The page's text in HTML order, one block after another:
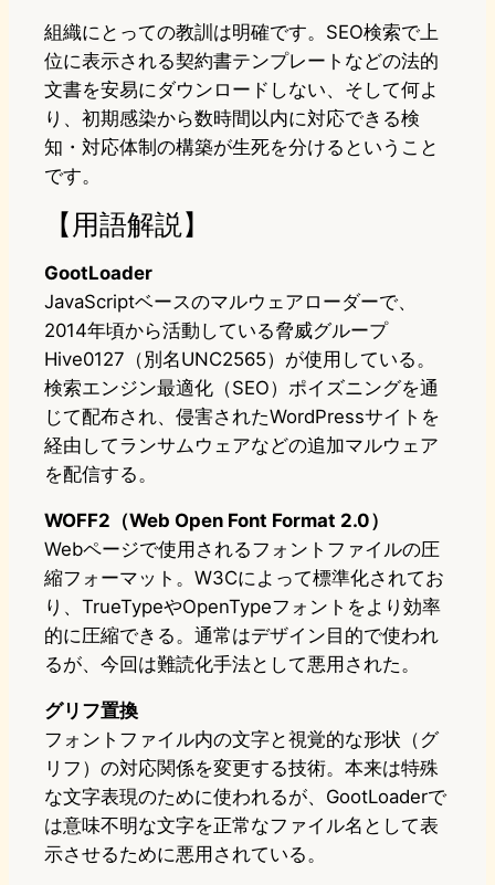
組織にとっての教訓は明確です。SEO検索で上
位に表示される契約書テンプレートなどの法的
文書を安易にダウンロードしない、そして何よ
り、初期感染から数時間以内に対応できる検
知・対応体制の構築が生死を分けるということ
です。
【用語解説】
GootLoader
JavaScriptベースのマルウェアローダーで、
2014年頃から活動している脅威グループ
Hive0127（別名UNC2565）が使用している。
検索エンジン最適化（SEO）ポイズニングを通
じて配布され、侵害されたWordPressサイトを
経由してランサムウェアなどの追加マルウェア
を配信する。
WOFF2（Web Open Font Format 2.0）
Webページで使用されるフォントファイルの圧
縮フォーマット。W3Cによって標準化されてお
り、TrueTypeやOpenTypeフォントをより効率
的に圧縮できる。通常はデザイン目的で使われ
るが、今回は難読化手法として悪用された。
グリフ置換
フォントファイル内の文字と視覚的な形状（グ
リフ）の対応関係を変更する技術。本来は特殊
な文字表現のために使われるが、GootLoaderで
は意味不明な文字を正常なファイル名として表
示させるために悪用されている。